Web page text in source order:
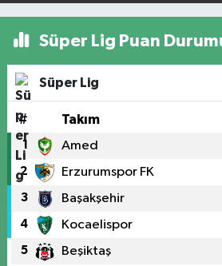
Süper Lig Puan
Süper Lig
# Takım
1 Amed
2 Erzurumspor FK
3 Başakşehir
4 Kocaelispor
5 Beşiktaş